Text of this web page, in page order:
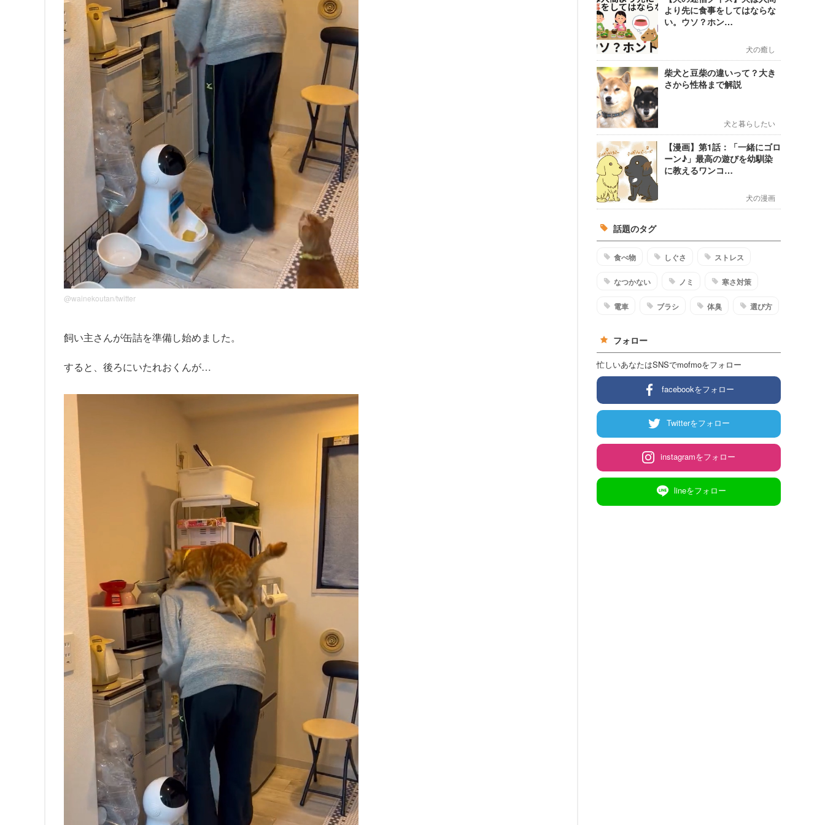
@wainekoutan/twitter
飼い主さんが缶詰を準備し始めました。
すると、後ろにいたれおくんが…
より先に食事をしてはならな
い。ウソ？ホン…
犬の癒し
柴犬と豆柴の違いって？大き
さから性格まで解説
犬と暮らしたい
【漫画】第1話：「一緒にゴロ
ーン♪」最高の遊びを幼馴染
に教えるワンコ…
犬の漫画
話題のタグ
食べ物 しぐさ ストレス
なつかない ノミ 寒さ対策
電車 ブラシ 体臭 選び方
フォロー
忙しいあなたはSNSでmofmoをフォロー
facebookをフォロー
Twitterをフォロー
instagramをフォロー
lineをフォロー